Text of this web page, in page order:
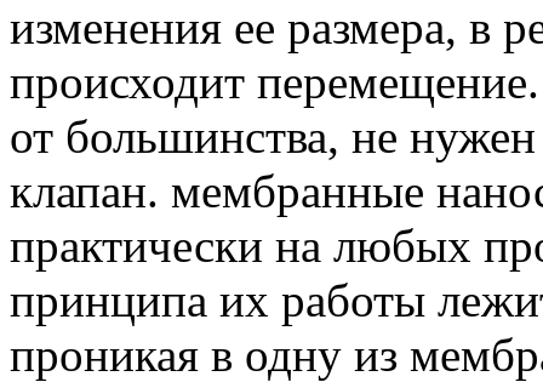
изменения ее размера, в
происходит
от большинства, не
клапан. мембранные
практически на любых
принципа их работы
проникая в одну из